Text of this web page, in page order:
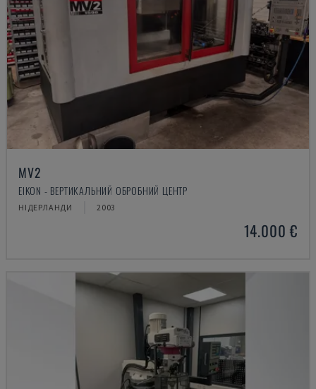
MV2
EIKON - ВЕРТИКАЛЬНИЙ ОБРОБНИЙ ЦЕНТР
НІДЕРЛАНДИ 2003
14.000 €